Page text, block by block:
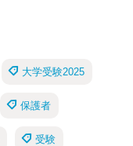
大学受験2025
保護者
受験